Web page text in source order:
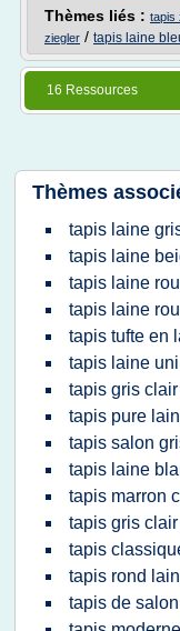
Thèmes liés : tapis
ziegler / tapis laine
16 Ressources
Thèmes
tapis laine
tapis laine
tapis laine
tapis laine
tapis tufte en
tapis laine
tapis gris clair
tapis pure
tapis salon
tapis laine
tapis marron
tapis gris
tapis
tapis rond
tapis de